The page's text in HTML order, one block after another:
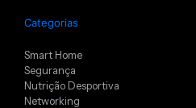
Categorias
Smart Home
Segurança
Nutrição Desportiva
Networking